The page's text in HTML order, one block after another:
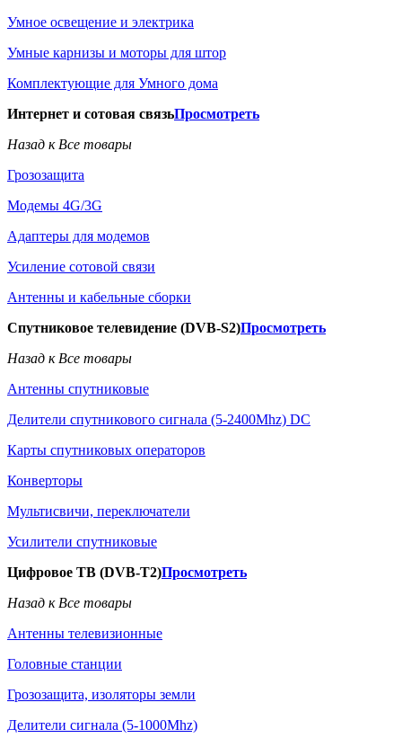
Умное освещение и электрика
Умные карнизы и моторы для штор
Комплектующие для Умного дома
Интернет и сотовая связьПросмотреть
Назад к Все товары
Грозозащита
Модемы 4G/3G
Адаптеры для модемов
Усиление сотовой связи
Антенны и кабельные сборки
Спутниковое телевидение (DVB-S2)Просмотреть
Назад к Все товары
Антенны спутниковые
Делители спутникового сигнала (5-2400Mhz) DC
Карты спутниковых операторов
Конверторы
Мультисвичи, переключатели
Усилители спутниковые
Цифровое ТВ (DVB-T2)Просмотреть
Назад к Все товары
Антенны телевизионные
Головные станции
Грозозащита, изоляторы земли
Делители сигнала (5-1000Mhz)